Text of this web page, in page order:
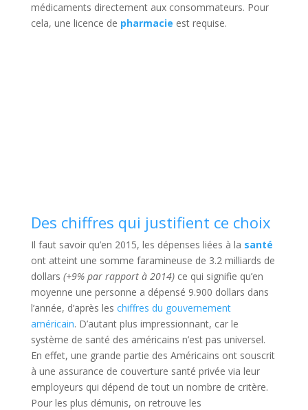
médicaments directement aux consommateurs. Pour
cela, une licence de pharmacie est requise.
Des chiffres qui justifient ce choix
Il faut savoir qu’en 2015, les dépenses liées à la santé
ont atteint une somme faramineuse de 3.2 milliards de
dollars (+9% par rapport à 2014)ce qui signifie qu’en
moyenne une personne a dépensé 9.900 dollars dans
l’année, d’après les chiffres du gouvernement
américain. D’autant plus impressionnant, car le
système de santé des américains n’est pas universel.
En effet, une grande partie des Américains ont souscrit
à une assurance de couverture santé privée via leur
employeurs qui dépend de tout un nombre de critère.
Pour les plus démunis, on retrouve les